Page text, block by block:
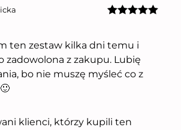
ten zestaw kilka dni temu i
zadowolona z zakupu. Lubię
bo nie muszę myśleć co z
klienci, którzy kupili ten